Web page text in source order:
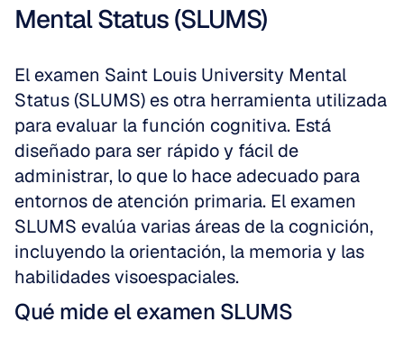
Mental Status (SLUMS)
El examen Saint Louis University Mental
Status (SLUMS) es otra herramienta utilizada
para evaluar la función cognitiva. Está
diseñado para ser rápido y fácil de
administrar, lo que lo hace adecuado para
entornos de atención primaria. El examen
SLUMS evalúa varias áreas de la cognición,
incluyendo la orientación, la memoria y las
habilidades visoespaciales.
Qué mide el examen SLUMS